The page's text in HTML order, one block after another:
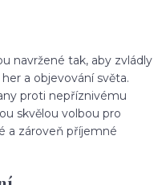
navržené tak, aby zvládly
a objevování světa.
proti nepříznivému
skvělou volbou pro
a zároveň příjemné